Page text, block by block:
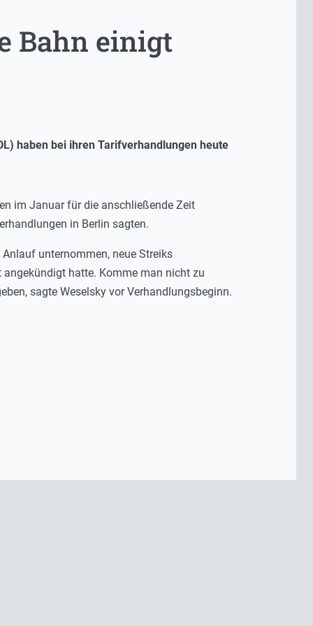
Bahn einigt
haben bei ihren Tarifverhandlungen heute
im Januar für die anschließende Zeit
in Berlin sagten.
unternommen, neue Streiks
angekündigt hatte. Komme man nicht zu
sagte Weselsky vor Verhandlungsbeginn.